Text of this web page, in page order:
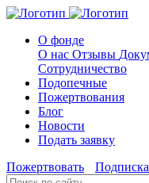
О фонде
О нас Отзывы
Сотрудничество
Подопечные
Пожертвования
Блог
Новости
Подать заявку
Пожертвовать
Подписка